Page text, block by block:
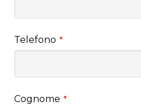
Telefono *
Cognome *